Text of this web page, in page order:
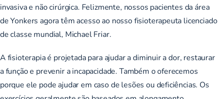
invasiva e não cirúrgica. Felizmente, nossos pacientes da área
de Yonkers agora têm acesso ao nosso fisioterapeuta licenciado
de classe mundial, Michael Friar.
A fisioterapia é projetada para ajudar a diminuir a dor, restaurar
a função e prevenir a incapacidade. Também o oferecemos
porque ele pode ajudar em caso de lesões ou deficiências. Os